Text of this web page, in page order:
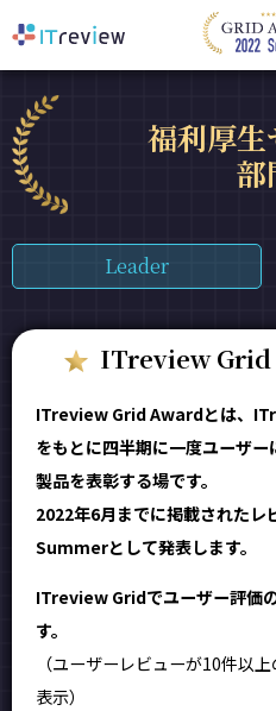
福利厚生
部
Leader
ITreview Grid
ITreview Grid Awardとは、
をもとに四半期に一度ユーザー
製品を表彰する場です。
2022年6月までに掲載されたレ
Summerとして発表します。
ITreview Gridでユーザー評価
す。
（ユーザーレビューが10件以
表示）